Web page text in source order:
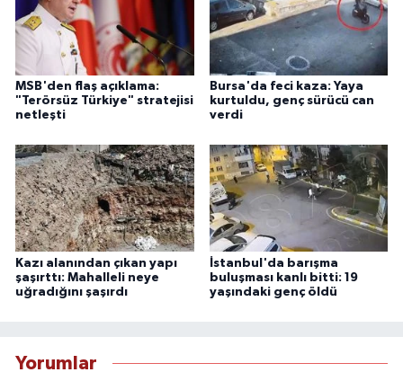
MSB'den flaş açıklama:
"Terörsüz Türkiye" stratejisi
netleşti
Bursa'da feci kaza: Yaya
kurtuldu, genç sürücü can
verdi
Kazı alanından çıkan yapı
şaşırttı: Mahalleli neye
uğradığını şaşırdı
İstanbul'da barışma
buluşması kanlı bitti: 19
yaşındaki genç öldü
Yorumlar